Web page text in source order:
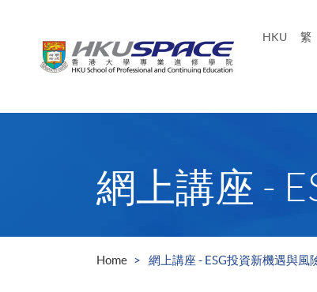
HKU 繁
網上講座 -
Home 網上講座 - ESG投資新機遇與風